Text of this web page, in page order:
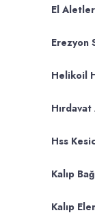
El
Erezyon
Helikoil
Hss
Kalıp
Kalıp